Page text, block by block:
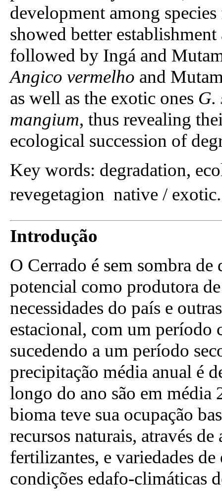
development among
showed better
followed by Ingá and
Angico vermelho and
as well as the exotic ones G.
mangium, thus revealing
ecological succession of
Key words: degradation,
revegetagion  native / exotic.
Introdução
O Cerrado é sem sombra
potencial como produtora
necessidades do país e
estacional, com um período
sucedendo a um período
precipitação média anual é
longo do ano são em média
bioma teve sua ocupação
recursos naturais, através
fertilizantes, e variedades de
condições edafo-climáticas